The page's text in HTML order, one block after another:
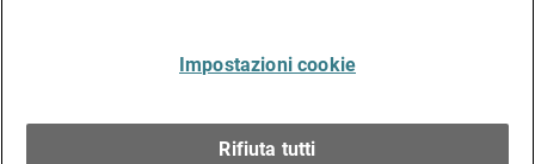
Impostazioni cookie
Rifiuta tutti